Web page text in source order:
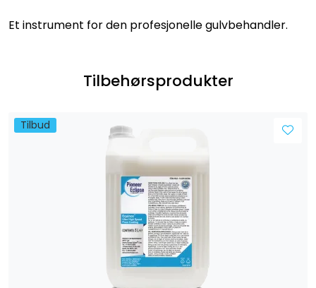
Et instrument for den profesjonelle gulvbehandler.
Tilbehørsprodukter
Tilbud